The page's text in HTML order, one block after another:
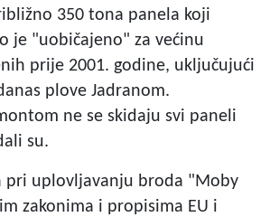
350 tona panela koji
je "uobičajeno" za većinu
prije 2001. godine, uključujući
plove Jadranom.
ne se skidaju svi paneli
su.
pri uplovljavanju broda "Moby
zakonima i propisima EU i